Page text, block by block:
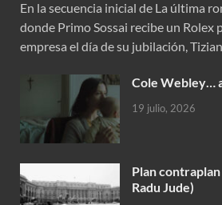
En la secuencia inicial de La última
donde Primo Sossai recibe un Rolex
empresa el día de su jubilación,
Cole Webley…
19 julio, 2026
Plan
Radu Jude)